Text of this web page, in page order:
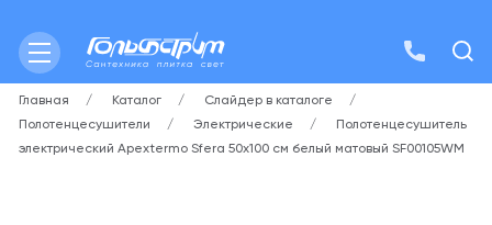
Главная Каталог
Слайдер в каталоге
Полотенцесушители
Электрические
Полотенцесушитель
электрический Apextermo Sfera 50х100 см белый матовый SF00105WM